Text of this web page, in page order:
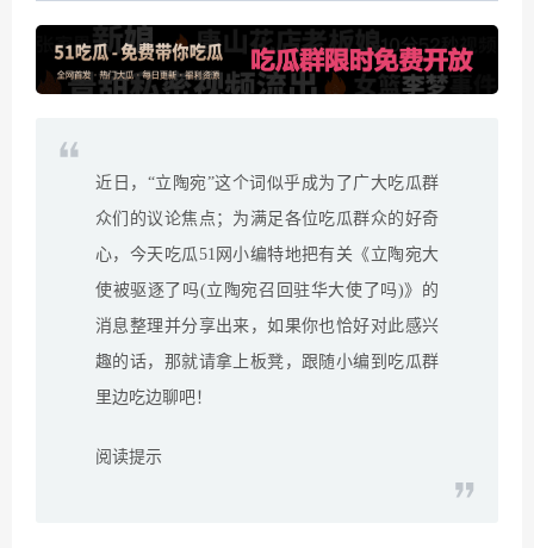
近日，“立陶宛”这个词似乎成为了广大吃瓜群
众们的议论焦点；为满足各位吃瓜群众的好奇
心，今天吃瓜51网小编特地把有关《立陶宛大
使被驱逐了吗(立陶宛召回驻华大使了吗)》的
消息整理并分享出来，如果你也恰好对此感兴
趣的话，那就请拿上板凳，跟随小编到吃瓜群
里边吃边聊吧！
阅读提示